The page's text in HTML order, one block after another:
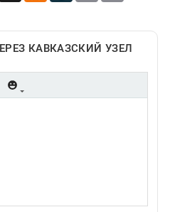
КАВКАЗСКИЙ УЗЕЛ